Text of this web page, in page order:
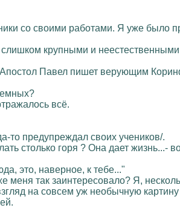
со своими работами. Я уже было
крупными и
Апостол Павел пишет верующим
всё.
то предупреждал своих учеников/.
столько горя ? Она дает жизнь...-
это, наверное, к тебе..."
так заинтересовало? Я,
на совсем уж необычную